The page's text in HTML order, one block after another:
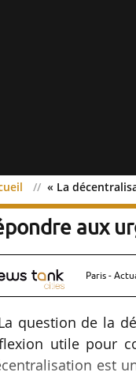
« La
aux
Paris -
question de la
utile pour
est